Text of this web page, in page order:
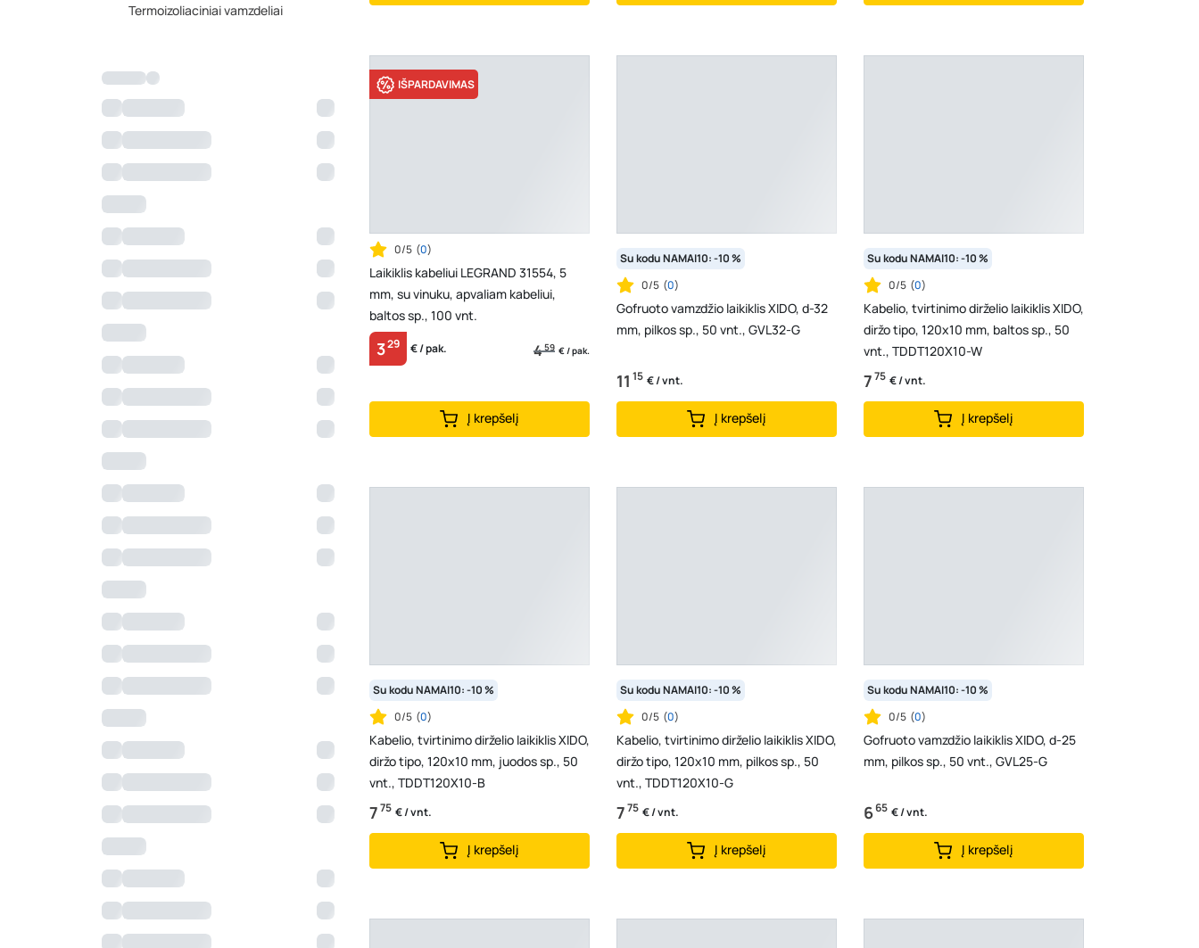
Termoizoliaciniai vamzdeliai
IŠPARDAVIMAS
0/5 (0)
Laikiklis kabeliui LEGRAND 31554, 5
mm, su vinuku, apvaliam kabeliui,
baltos sp., 100 vnt.
329 € / pak. 459 € / pak.
Į krepšelį
Su kodu NAMAI10: -10 %
0/5 (0)
Gofruoto vamzdžio laikiklis XIDO, d-32
mm, pilkos sp., 50 vnt., GVL32-G
11 15 € / vnt.
Į krepšelį
Su kodu NAMAI10: -10 %
0/5 (0)
Kabelio, tvirtinimo dirželio laikiklis XIDO,
diržo tipo, 120x10 mm, baltos sp., 50
vnt., TDDT120X10-W
775 € / vnt.
Į krepšelį
Su kodu NAMAI10: -10 %
0/5 (0)
Kabelio, tvirtinimo dirželio laikiklis XIDO,
diržo tipo, 120x10 mm, juodos sp., 50
vnt., TDDT120X10-B
775 € / vnt.
Į krepšelį
Su kodu NAMAI10: -10 %
0/5 (0)
Kabelio, tvirtinimo dirželio laikiklis XIDO,
diržo tipo, 120x10 mm, pilkos sp., 50
vnt., TDDT120X10-G
775 € / vnt.
Į krepšelį
Su kodu NAMAI10: -10 %
0/5 (0)
Gofruoto vamzdžio laikiklis XIDO, d-25
mm, pilkos sp., 50 vnt., GVL25-G
665 € / vnt.
Į krepšelį